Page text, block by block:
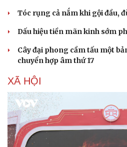
Tóc rụng cả nắm khi gội đầu,
Dấu hiệu tiền mãn kinh sớm
Cây đại phong cầm tấu một
chuyển hợp âm thứ 17
XÃ HỘI